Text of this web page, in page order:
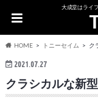
大成堂はライ
HOME トニーセイム ク
2021.07.27
クラシカルな新